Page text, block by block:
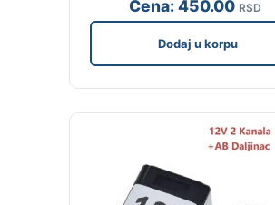
Cena:450.00 RSD
Dodaj u korpu